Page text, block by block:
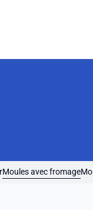
Moules avec fromage